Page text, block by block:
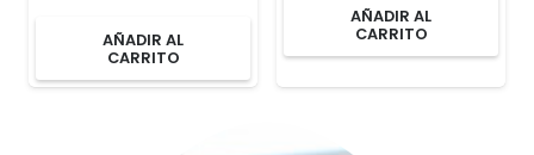
AÑADIR AL
CARRITO
AÑADIR AL
CARRITO